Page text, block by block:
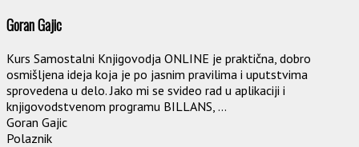
Goran Gajic
Kurs Samostalni Knjigovodja ONLINE je praktična, dobro
osmišljena ideja koja je po jasnim pravilima i uputstvima
sprovedena u delo. Jako mi se svideo rad u aplikaciji i
knjigovodstvenom programu BILLANS, ...
Goran Gajic
Polaznik